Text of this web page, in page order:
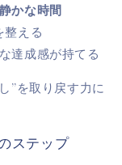
かな時間
整える
達成感が持てる
”を取り戻す力に
ステップ